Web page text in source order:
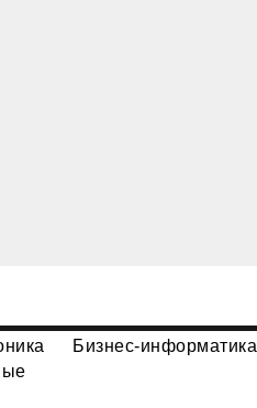
Бизнес-информатика